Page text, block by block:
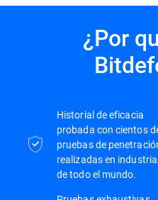
¿Por
Historial de eficacia
probada con cientos
pruebas de
realizadas en
de todo el mundo.